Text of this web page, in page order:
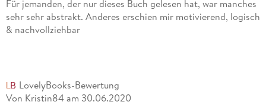
Für jemanden, der nur dieses Buch gelesen hat, war manches
sehr sehr abstrakt. Anderes erschien mir motivierend, logisch
& nachvollziehbar
LovelyBooks-Bewertung
Von Kristin84 am 30.06.2020